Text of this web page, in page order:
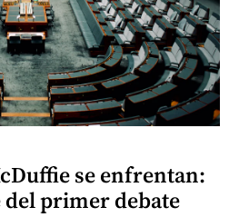
se enfrentan:
del primer debate